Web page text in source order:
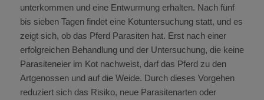
unterkommen und eine Entwurmung erhalten. Nach fünf
bis sieben Tagen findet eine Kotuntersuchung statt, und es
zeigt sich, ob das Pferd Parasiten hat. Erst nach einer
erfolgreichen Behandlung und der Untersuchung, die keine
Parasiteneier im Kot nachweist, darf das Pferd zu den
Artgenossen und auf die Weide. Durch dieses Vorgehen
reduziert sich das Risiko, neue Parasitenarten oder